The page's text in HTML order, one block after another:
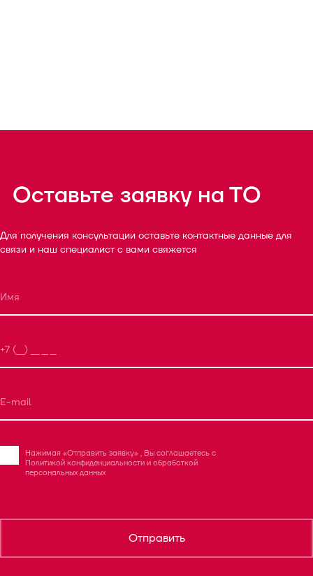
Оставьте заявку на ТО
Для получения консультации оставьте контактные данные для
связи и наш специалист с вами свяжется
Нажимая «Отправить заявку» , Вы соглашаетесь с
Политикой конфиденциальности и обработкой
персональных данных
Отправить